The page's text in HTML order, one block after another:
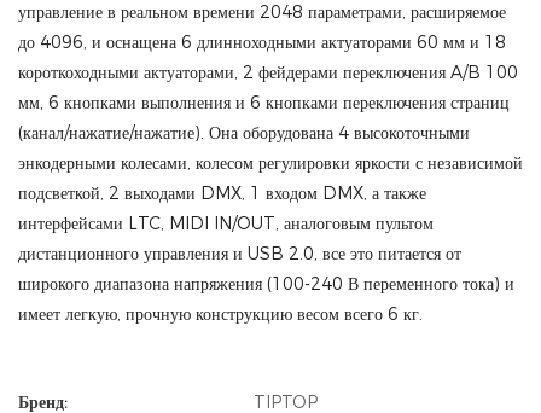
управление в реальном времени 2048 параметрами, расширяемое
до 4096, и оснащена 6 длинноходными актуаторами 60 мм и 18
короткоходными актуаторами, 2 фейдерами переключения A/B 100
мм, 6 кнопками выполнения и 6 кнопками переключения страниц
(канал/нажатие/нажатие). Она оборудована 4 высокоточными
энкодерными колесами, колесом регулировки яркости с независимой
подсветкой, 2 выходами DMX, 1 входом DMX, а также
интерфейсами LTC, MIDI IN/OUT, аналоговым пультом
дистанционного управления и USB 2.0, все это питается от
широкого диапазона напряжения (100-240 В переменного тока) и
имеет легкую, прочную конструкцию весом всего 6 кг.
Бренд:
TIPTOP